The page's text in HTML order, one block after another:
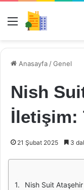
Menü
Anasayfa /Genel
Nish
İletişim:
21 Şubat 2025 3
Nish Suit